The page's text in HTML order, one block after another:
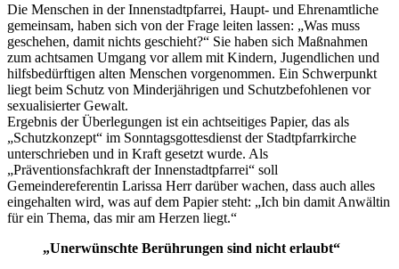
Die Menschen in der Innenstadtpfarrei, Haupt- und Ehrenamtliche
gemeinsam, haben sich von der Frage leiten lassen: „Was muss
geschehen, damit nichts geschieht?“ Sie haben sich Maßnahmen
zum achtsamen Umgang vor allem mit Kindern, Jugendlichen und
hilfsbedürftigen alten Menschen vorgenommen. Ein Schwerpunkt
liegt beim Schutz von Minderjährigen und Schutzbefohlenen vor
sexualisierter Gewalt.
Ergebnis der Überlegungen ist ein achtseitiges Papier, das als
„Schutzkonzept“ im Sonntagsgottesdienst der Stadtpfarrkirche
unterschrieben und in Kraft gesetzt wurde. Als
„Präventionsfachkraft der Innenstadtpfarrei“ soll
Gemeindereferentin Larissa Herr darüber wachen, dass auch alles
eingehalten wird, was auf dem Papier steht: „Ich bin damit Anwältin
für ein Thema, das mir am Herzen liegt.“
„Unerwünschte Berührungen sind nicht erlaubt“